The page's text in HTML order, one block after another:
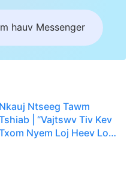
hauv Messenger
Nkauj Ntseeg Tawm
| “Vajtswv Tiv Kev
Nyem Loj Heev Los